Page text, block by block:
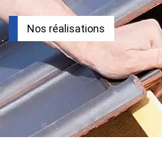
Nos réalisations